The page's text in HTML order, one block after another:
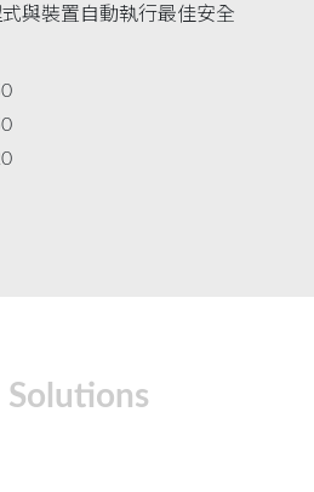
與裝置自動執行最佳安全
Solutions